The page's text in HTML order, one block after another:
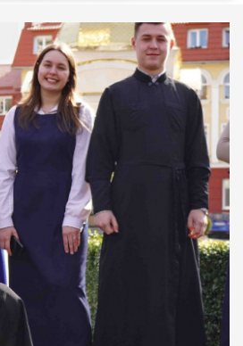
ДУХОВНО СИЛЬНІ!
— спільнота, де
формується
покликання
Читати більше